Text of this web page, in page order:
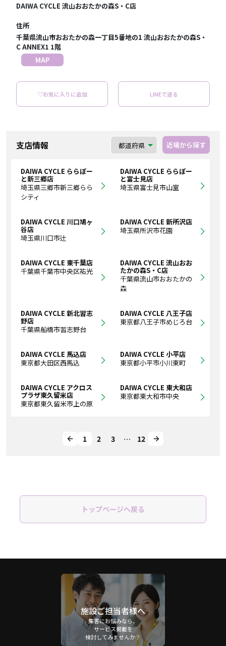
DAIWA CYCLE 流山おおたかの森S・C店
住所
千葉県流山市おおたかの森一丁目5番地の1 流山おおたかの森S・
C ANNEX1 1階
MAP
♡お気に入りに追加 LINEで送る
支店情報 近場から探す
DAIWA CYCLE ららぽー
と新三郷店
埼玉県三郷市新三郷らら
シティ
DAIWA CYCLE ららぽー
と富士見店
埼玉県富士見市山室
DAIWA CYCLE 川口鳩ヶ
谷店
埼玉県川口市辻
DAIWA CYCLE 新所沢店
埼玉県所沢市花園
DAIWA CYCLE 東千葉店
千葉県千葉市中央区祐光
DAIWA CYCLE 流山おお
たかの森S・C店
千葉県流山市おおたかの
森
DAIWA CYCLE 新北習志
野店
千葉県船橋市習志野台
DAIWA CYCLE 八王子店
東京都八王子市めじろ台
DAIWA CYCLE 馬込店
東京都大田区西馬込
DAIWA CYCLE 小平店
東京都小平市小川東町
DAIWA CYCLE アクロス
プラザ東久留米店
東京都東久留米市上の原
DAIWA CYCLE 東大和店
東京都東大和市中央
1 2 3 … 12
トップページへ戻る
施設ご担当者様へ
集客にお悩みなら、
サービス掲載を
検討してみませんか？